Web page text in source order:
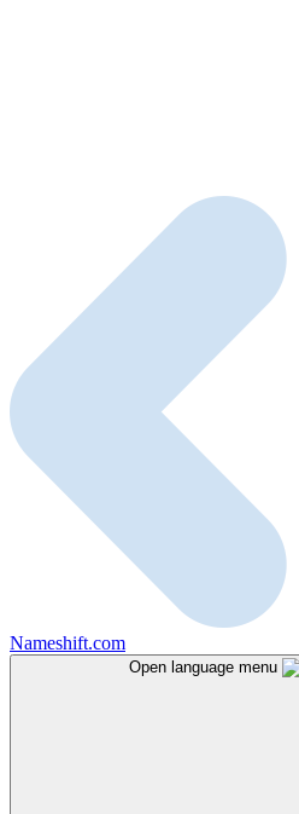
Nameshift.com
Open language menu